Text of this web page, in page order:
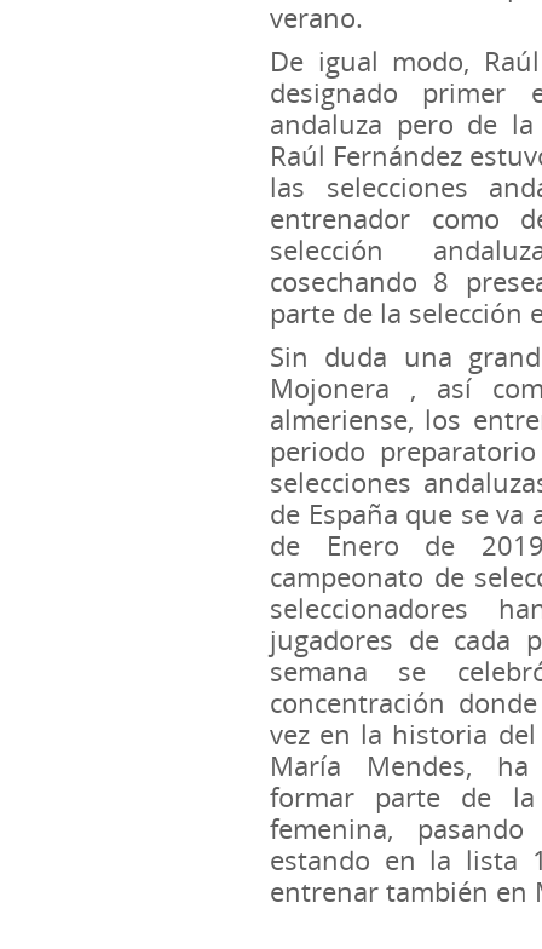
verano.
De igual modo,
designado primer
andaluza pero de
Raúl Fernández
las selecciones
entrenador como
selección
cosechando 8
parte de la selección
Sin duda una
Mojonera , así
almeriense, los
periodo
selecciones
de España que se
de Enero de
campeonato de
seleccionadores
jugadores de cada
semana se
concentración
vez en la historia
María Mendes, ha
formar parte de la
femenina,
estando en la lista
entrenar también en